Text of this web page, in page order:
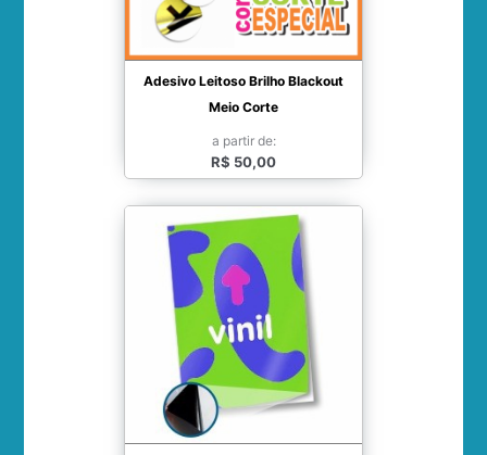
Adesivo Leitoso Brilho Blackout
Meio Corte
a partir de:
R$ 50,00